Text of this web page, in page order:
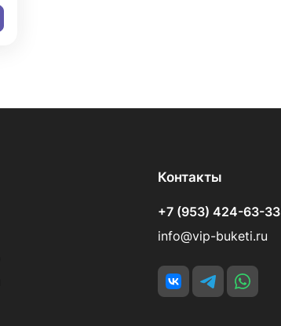
Контакты
+7 (953) 424-63-33
info@vip-buketi.ru